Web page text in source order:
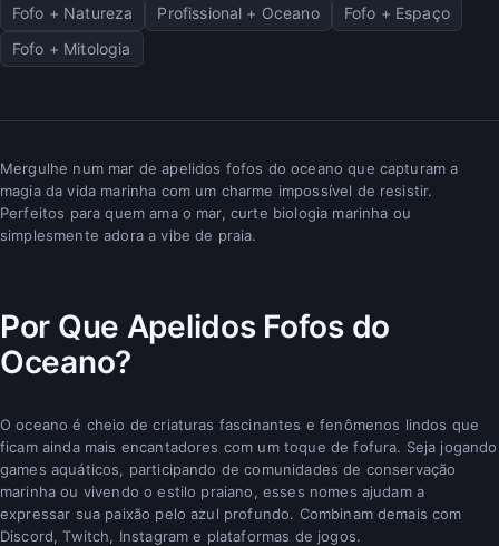
Fofo + Natureza
Profissional + Oceano
Fofo + Espaço
Fofo + Mitologia
Mergulhe num mar de apelidos fofos do oceano que capturam a
magia da vida marinha com um charme impossível de resistir.
Perfeitos para quem ama o mar, curte biologia marinha ou
simplesmente adora a vibe de praia.
Por Que Apelidos Fofos do
Oceano?
O oceano é cheio de criaturas fascinantes e fenômenos lindos que
ficam ainda mais encantadores com um toque de fofura. Seja jogando
games aquáticos, participando de comunidades de conservação
marinha ou vivendo o estilo praiano, esses nomes ajudam a
expressar sua paixão pelo azul profundo. Combinam demais com
Discord, Twitch, Instagram e plataformas de jogos.